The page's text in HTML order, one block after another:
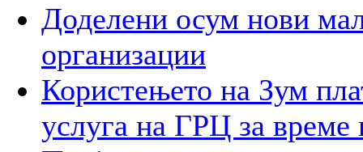
Доделени осум нови
организации
Користењето на Зум
услуга на ГРЦ за време